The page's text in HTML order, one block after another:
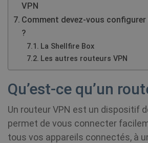
VPN
Comment devez-vous configurer
?
La Shellfire Box
Les autres routeurs VPN
Qu’est-ce qu’un
Un routeur VPN est un dispositif
permet de vous connecter
tous vos appareils connectés, à